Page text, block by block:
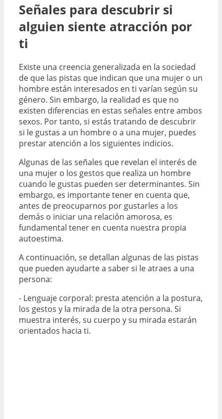
Señales para descubrir si
alguien siente atracción por
ti
Existe una creencia generalizada en la sociedad
de que las pistas que indican que una mujer o un
hombre están interesados en ti varían según su
género. Sin embargo, la realidad es que no
existen diferencias en estas señales entre ambos
sexos. Por tanto, si estás tratando de descubrir
si le gustas a un hombre o a una mujer, puedes
prestar atención a los siguientes indicios.
Algunas de las señales que revelan el interés de
una mujer o los gestos que realiza un hombre
cuando le gustas pueden ser determinantes. Sin
embargo, es importante tener en cuenta que,
antes de preocuparnos por gustarles a los
demás o iniciar una relación amorosa, es
fundamental tener en cuenta nuestra propia
autoestima.
A continuación, se detallan algunas de las pistas
que pueden ayudarte a saber si le atraes a una
persona:
- Lenguaje corporal: presta atención a la postura,
los gestos y la mirada de la otra persona. Si
muestra interés, su cuerpo y su mirada estarán
orientados hacia ti.